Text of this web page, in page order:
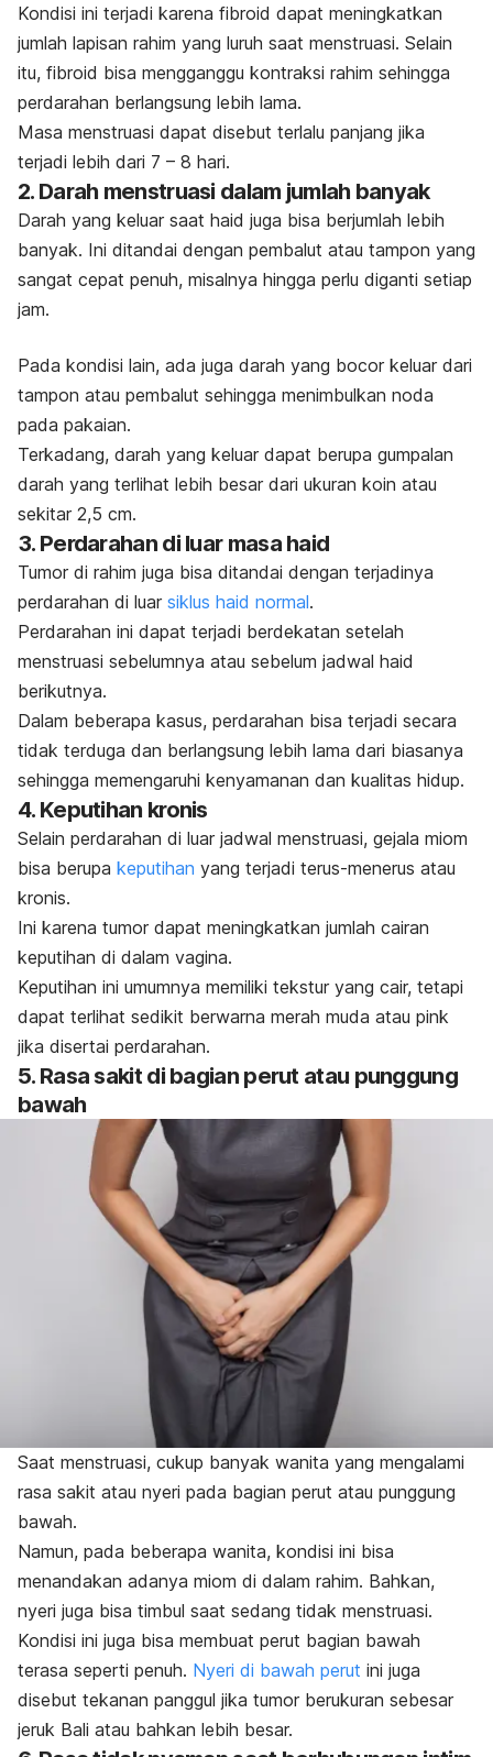
Kondisi ini terjadi karena fibroid dapat meningkatkan
jumlah lapisan rahim yang luruh saat menstruasi. Selain
itu, fibroid bisa mengganggu kontraksi rahim sehingga
perdarahan berlangsung lebih lama.
Masa menstruasi dapat disebut terlalu panjang jika
terjadi lebih dari 7 – 8 hari.
2. Darah menstruasi dalam jumlah banyak
Darah yang keluar saat haid juga bisa berjumlah lebih
banyak. Ini ditandai dengan pembalut atau tampon yang
sangat cepat penuh, misalnya hingga perlu diganti setiap
jam.
Pada kondisi lain, ada juga darah yang bocor keluar dari
tampon atau pembalut sehingga menimbulkan noda
pada pakaian.
Terkadang, darah yang keluar dapat berupa gumpalan
darah yang terlihat lebih besar dari ukuran koin atau
sekitar 2,5 cm.
3. Perdarahan di luar masa haid
Tumor di rahim juga bisa ditandai dengan terjadinya
perdarahan di luar siklus haid normal.
Perdarahan ini dapat terjadi berdekatan setelah
menstruasi sebelumnya atau sebelum jadwal haid
berikutnya.
Dalam beberapa kasus, perdarahan bisa terjadi secara
tidak terduga dan berlangsung lebih lama dari biasanya
sehingga memengaruhi kenyamanan dan kualitas hidup.
4. Keputihan kronis
Selain perdarahan di luar jadwal menstruasi, gejala miom
bisa berupa keputihan yang terjadi terus-menerus atau
kronis.
Ini karena tumor dapat meningkatkan jumlah cairan
keputihan di dalam vagina.
Keputihan ini umumnya memiliki tekstur yang cair, tetapi
dapat terlihat sedikit berwarna merah muda atau pink
jika disertai perdarahan.
5. Rasa sakit di bagian perut atau punggung
bawah
Saat menstruasi, cukup banyak wanita yang mengalami
rasa sakit atau nyeri pada bagian perut atau punggung
bawah.
Namun, pada beberapa wanita, kondisi ini bisa
menandakan adanya miom di dalam rahim. Bahkan,
nyeri juga bisa timbul saat sedang tidak menstruasi.
Kondisi ini juga bisa membuat perut bagian bawah
terasa seperti penuh. Nyeri di bawah perut ini juga
disebut tekanan panggul jika tumor berukuran sebesar
jeruk Bali atau bahkan lebih besar.